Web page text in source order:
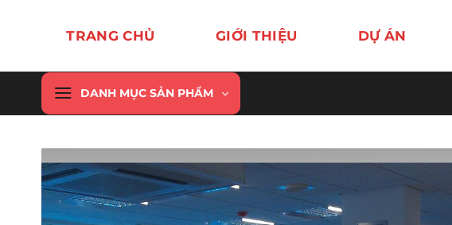
dung
TRANG CHỦ GIỚI THIỆU DỰ ÁN
DANH MỤC SẢN PHẨM